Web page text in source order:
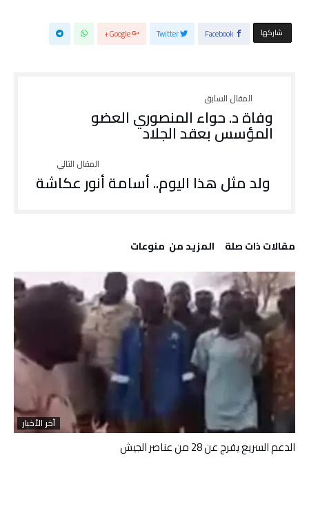
‫‫ شاركها‬ Facebook
Twitter
Google+
وفاة د. حواء المنصوري العضو
المؤسس بعقد الجلاد
ولد مثل هذا اليوم.. أسامة أنور عكاشة
‫مقالات ذات صلة‬ ‫المزيد من ‬ منوعات
آخر الأخبار
الدعم السريع يفرج عن 28 من عناصر الجيش